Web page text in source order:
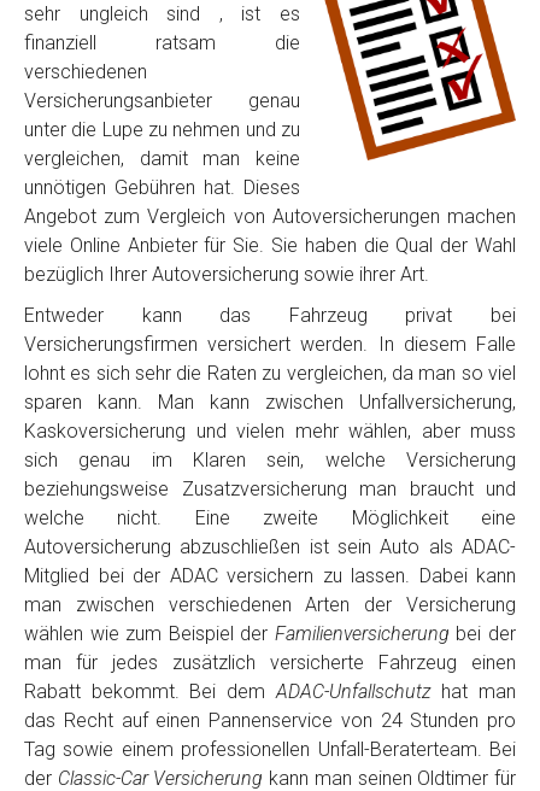
sehr ungleich sind , ist es
finanziell ratsam die
verschiedenen
Versicherungsanbieter genau
unter die Lupe zu nehmen und zu
vergleichen, damit man keine
unnötigen Gebühren hat. Dieses
Angebot zum Vergleich von Autoversicherungen machen
viele Online Anbieter für Sie. Sie haben die Qual der Wahl
bezüglich Ihrer Autoversicherung sowie ihrer Art.
Entweder kann das Fahrzeug privat bei
Versicherungsfirmen versichert werden. In diesem Falle
lohnt es sich sehr die Raten zu vergleichen, da man so viel
sparen kann. Man kann zwischen Unfallversicherung,
Kaskoversicherung und vielen mehr wählen, aber muss
sich genau im Klaren sein, welche Versicherung
beziehungsweise Zusatzversicherung man braucht und
welche nicht. Eine zweite Möglichkeit eine
Autoversicherung abzuschließen ist sein Auto als ADAC-
Mitglied bei der ADAC versichern zu lassen. Dabei kann
man zwischen verschiedenen Arten der Versicherung
wählen wie zum Beispiel der Familienversicherung bei der
man für jedes zusätzlich versicherte Fahrzeug einen
Rabatt bekommt. Bei demADAC-Unfallschutzhat man
das Recht auf einen Pannenservice von 24 Stunden pro
Tag sowie einem professionellen Unfall-Beraterteam. Bei
der Classic-Car Versicherung kann man seinen Oldtimer für